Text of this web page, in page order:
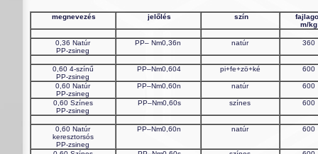
megnevezés jelőlés szín
m/kg
0,36 Natúr
PP-zsineg
PP– Nm0,36n natúr 360
0,60 4-színű
PP-zsineg
PP–Nm0,604 pi+fe+zö+ké 600
0,60 Natúr
PP-zsineg
PP–Nm0,60n natúr 600
0,60 Színes
PP-zsineg
PP–Nm0,60s színes 600
0,60 Natúr
keresztorsós
PP-zsineg
PP–Nm0,60n natúr 600